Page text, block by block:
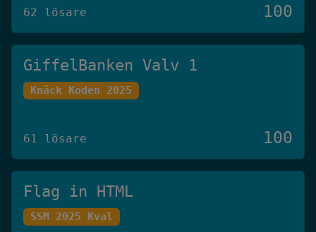
62 lösare 100
GiffelBanken Valv 1
Knäck Koden 2025
61 lösare 100
Flag in HTML
SSM 2025 Kval